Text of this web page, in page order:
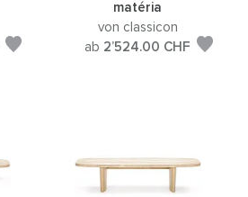
matéria
von classicon
ab 2’524.00 CHF